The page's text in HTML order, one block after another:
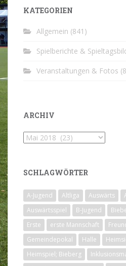
KATEGORIEN
Allgemein (841)
Spielberichte &
Veranstaltungen & Fotos
ARCHIV
Archiv
SCHLAGWÖRTER
A-Jugend Altliga Auswärts
Auswärtsspiel
B-Jugend
Erste
erste Mannschaft
Gemeindepokal
Halle
Heimspiel; Bieberg